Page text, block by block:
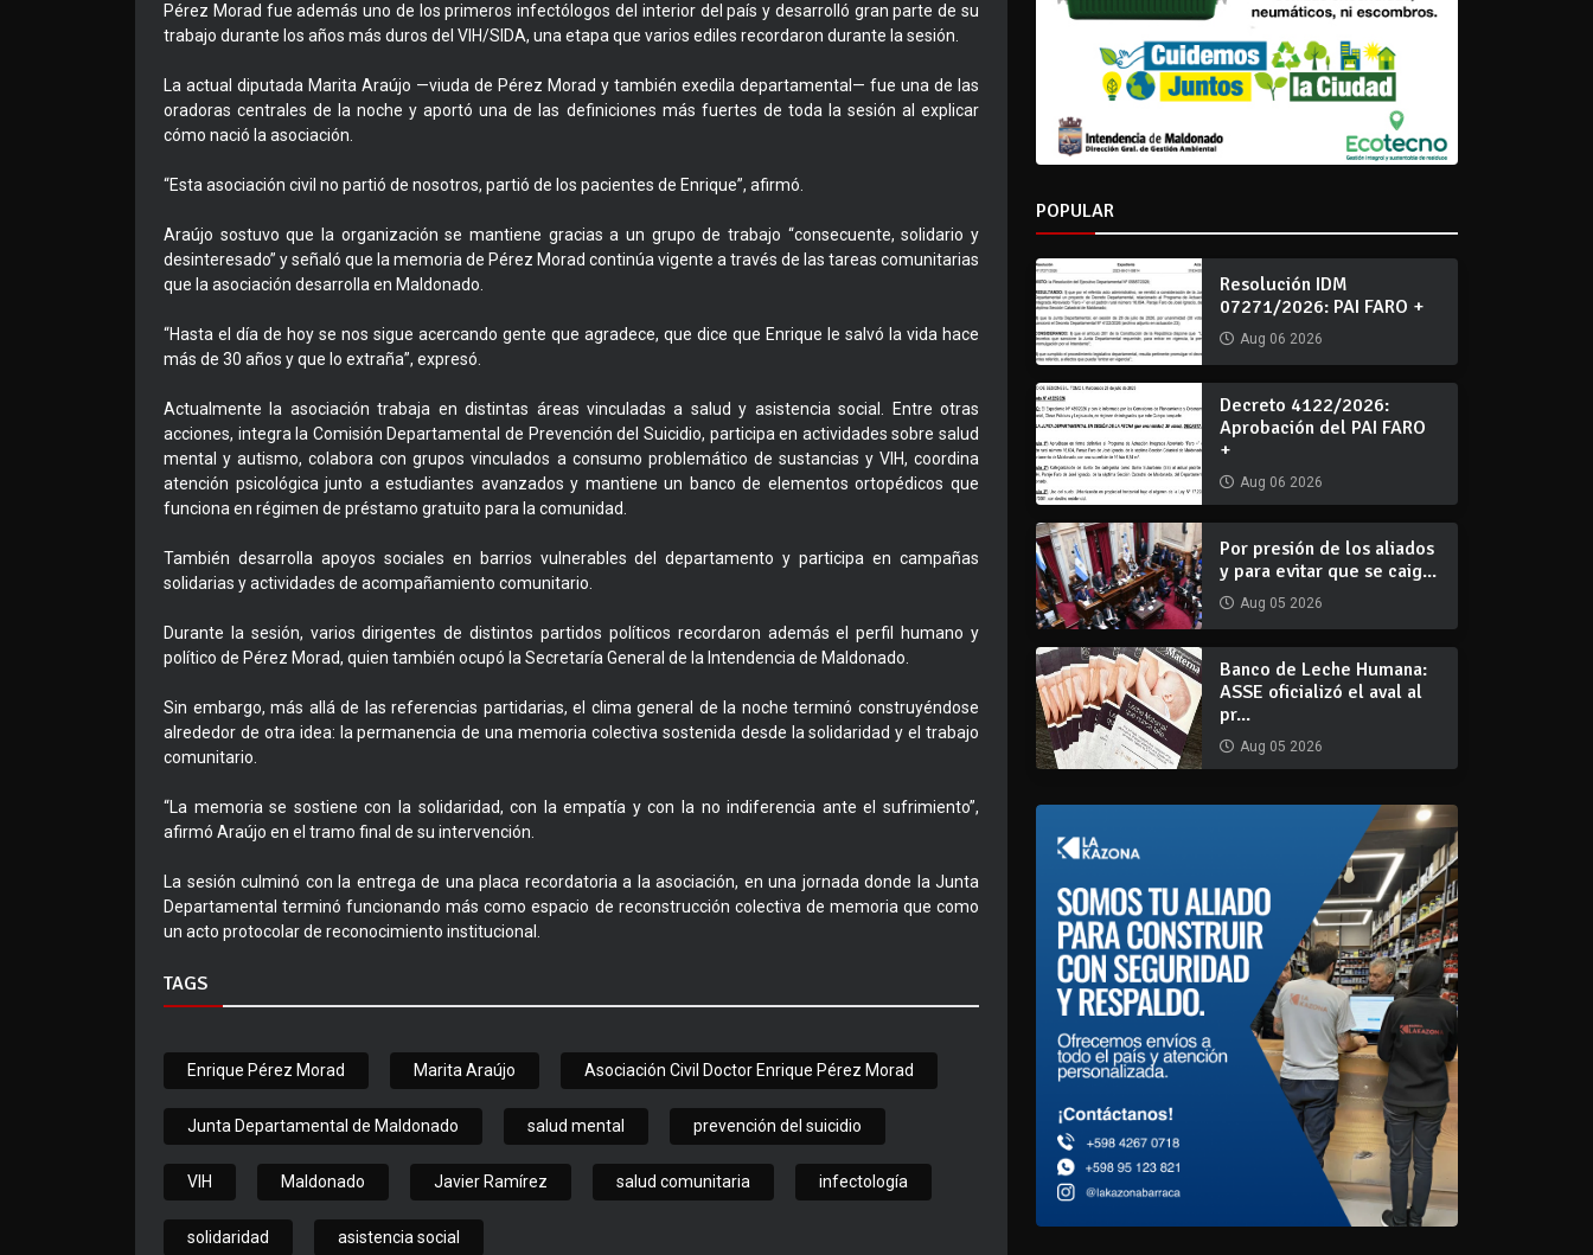
Pérez Morad fue además uno de los primeros infectólogos del interior del país y desarrolló gran parte de su
trabajo durante los años más duros del VIH/SIDA, una etapa que varios ediles recordaron durante la sesión.
La actual diputada Marita Araújo —viuda de Pérez Morad y también exedila departamental— fue una de las
oradoras centrales de la noche y aportó una de las definiciones más fuertes de toda la sesión al explicar
cómo nació la asociación.
“Esta asociación civil no partió de nosotros, partió de los pacientes de Enrique”, afirmó.
Araújo sostuvo que la organización se mantiene gracias a un grupo de trabajo “consecuente, solidario y
desinteresado” y señaló que la memoria de Pérez Morad continúa vigente a través de las tareas comunitarias
que la asociación desarrolla en Maldonado.
“Hasta el día de hoy se nos sigue acercando gente que agradece, que dice que Enrique le salvó la vida hace
más de 30 años y que lo extraña”, expresó.
Actualmente la asociación trabaja en distintas áreas vinculadas a salud y asistencia social. Entre otras
acciones, integra la Comisión Departamental de Prevención del Suicidio, participa en actividades sobre salud
mental y autismo, colabora con grupos vinculados a consumo problemático de sustancias y VIH, coordina
atención psicológica junto a estudiantes avanzados y mantiene un banco de elementos ortopédicos que
funciona en régimen de préstamo gratuito para la comunidad.
También desarrolla apoyos sociales en barrios vulnerables del departamento y participa en campañas
solidarias y actividades de acompañamiento comunitario.
Durante la sesión, varios dirigentes de distintos partidos políticos recordaron además el perfil humano y
político de Pérez Morad, quien también ocupó la Secretaría General de la Intendencia de Maldonado.
Sin embargo, más allá de las referencias partidarias, el clima general de la noche terminó construyéndose
alrededor de otra idea: la permanencia de una memoria colectiva sostenida desde la solidaridad y el trabajo
comunitario.
“La memoria se sostiene con la solidaridad, con la empatía y con la no indiferencia ante el sufrimiento”,
afirmó Araújo en el tramo final de su intervención.
La sesión culminó con la entrega de una placa recordatoria a la asociación, en una jornada donde la Junta
Departamental terminó funcionando más como espacio de reconstrucción colectiva de memoria que como
un acto protocolar de reconocimiento institucional.
TAGS
Enrique Pérez Morad Marita Araújo Asociación Civil Doctor Enrique Pérez Morad
Junta Departamental de Maldonado salud mental prevención del suicidio
VIH Maldonado Javier Ramírez salud comunitaria infectología
solidaridad asistencia social
POPULAR
Resolución IDM
07271/2026: PAI FARO +
Aug 06 2026
Decreto 4122/2026:
Aprobación del PAI FARO
+
Aug 06 2026
Por presión de los aliados
y para evitar que se caig...
Aug 05 2026
Banco de Leche Humana:
ASSE oficializó el aval al
pr...
Aug 05 2026